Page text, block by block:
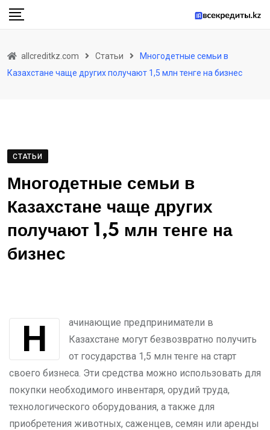
Skip
allcreditkz.com Статьи
Многодетные семьи в
Казахстане чаще других получают 1,5 млн тенге на бизнес
СТАТЬИ
Многодетные семьи в
Казахстане чаще других
получают 1,5 млн тенге на
бизнес
Начинающие предприниматели в
Казахстане могут безвозвратно получить
от государства 1,5 млн тенге на старт
своего бизнеса. Эти средства можно использовать для
покупки необходимого инвентаря, орудий труда,
технологического оборудования, а также для
приобретения животных, саженцев, семян или аренды